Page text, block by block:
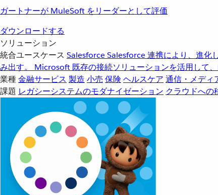
ガートナーが MuleSoft をリーダーとして評価
ダウンロードする
ソリューション
統合ユースケース SalesforceSalesforce 連携により、進化
み出す。
Microsoft 既存の接続ソリューションを活用して
業種金融サービス 製造 小売 保険 ヘルスケア 通信・メディ
課題 レガシーシステムのモダナイゼーション クラウドへの